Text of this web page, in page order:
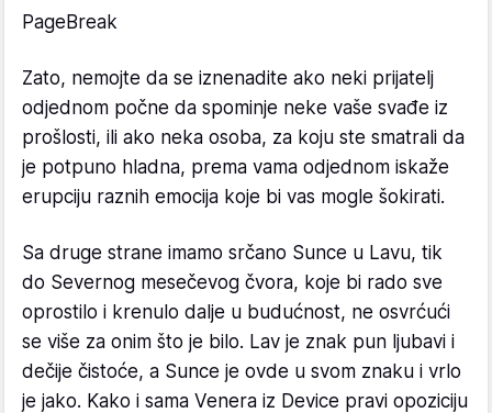
PageBreak
Zato, nemojte da se iznenadite ako neki prijatelj
odjednom počne da spominje neke vaše svađe iz
prošlosti, ili ako neka osoba, za koju ste smatrali da
je potpuno hladna, prema vama odjednom iskaže
erupciju raznih emocija koje bi vas mogle šokirati.
Sa druge strane imamo srčano Sunce u Lavu, tik
do Severnog mesečevog čvora, koje bi rado sve
oprostilo i krenulo dalje u budućnost, ne osvrćući
se više za onim što je bilo. Lav je znak pun ljubavi i
dečije čistoće, a Sunce je ovde u svom znaku i vrlo
je jako. Kako i sama Venera iz Device pravi opoziciju